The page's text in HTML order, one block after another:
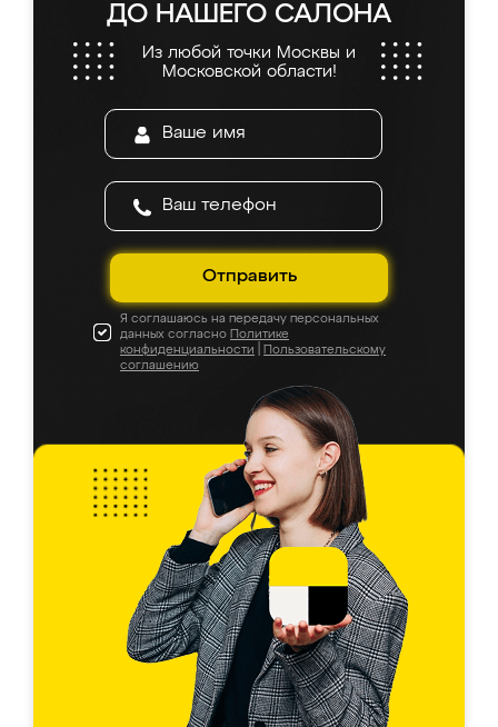
ДО НАШЕГО САЛОНА
Из любой точки Москвы и
Московской области!
Отправить
Я соглашаюсь на передачу персональных
данных согласно Политике
конфиденциальности
Пользовательскому
соглашению